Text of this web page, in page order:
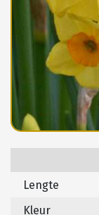
Lengte
Kleur